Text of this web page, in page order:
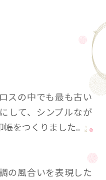
スの中でも最も古い
して、シンプルなが
帳をつくりました。
の風合いを表現した